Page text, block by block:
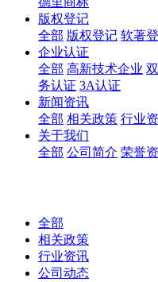
版权登记
全部 版权登记 软著
企业认证
全部 高新技术企业
务认证 3A认证
新闻资讯
全部 相关政策 行业
关于我们
全部 公司简介 荣誉
全部
相关政策
行业资讯
公司动态